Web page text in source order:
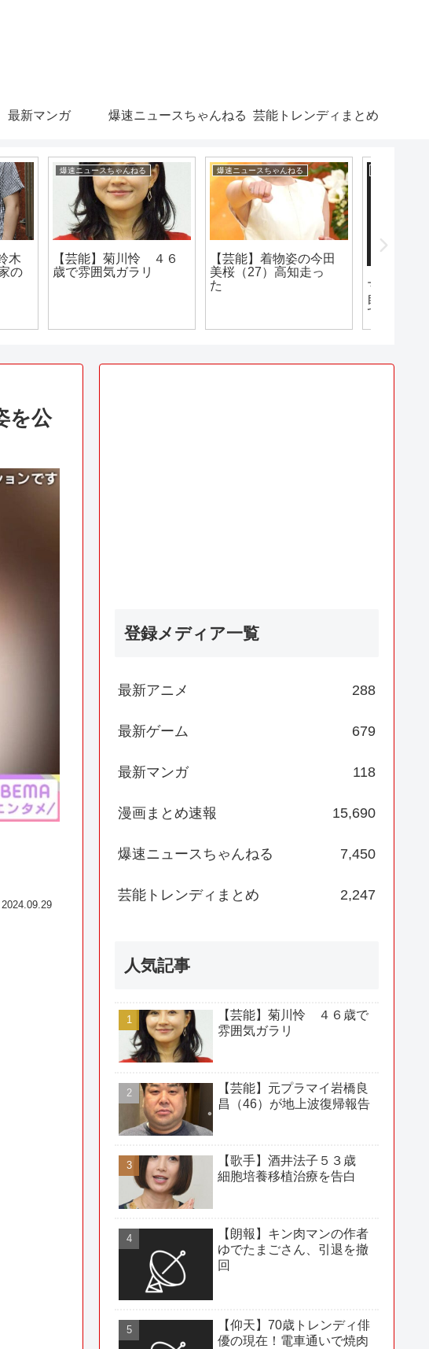
最新マンガ 爆速ニュースちゃんねる 芸能トレンディまとめ
今田
っ
芸能トレンディまとめ 漫画まとめ速報
を公
2024.09.29
登録メディア一覧
最新アニメ 288
最新ゲーム 679
最新マンガ 118
漫画まとめ速報 15,690
爆速ニュースちゃんねる 7,450
芸能トレンディまとめ 2,247
人気記事
【芸能】菊川怜 ４６歳で
雰囲気ガラリ
【芸能】元プラマイ岩橋良
昌（46）が地上波復帰報告
【歌手】酒井法子５３歳
細胞培養移植治療を告白
【朗報】キン肉マンの作者
ゆでたまごさん、引退を撤
回
【仰天】70歳トレンディ俳
優の現在！電車通いで焼肉